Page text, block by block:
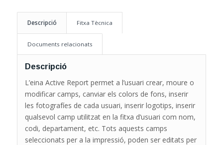
Descripció Fitxa Tècnica
Documents relacionats
Descripció
L’eina Active Report permet a l’usuari crear, moure o
modificar camps, canviar els colors de fons, inserir
les fotografíes de cada usuari, inserir logotips, inserir
qualsevol camp utilitzat en la fitxa d’usuari com nom,
codi, departament, etc. Tots aquests camps
seleccionats per a la impressió, poden ser editats per